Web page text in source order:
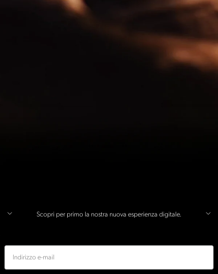
Scopri per primo la nostra nuova esperienza digitale.
E-mail